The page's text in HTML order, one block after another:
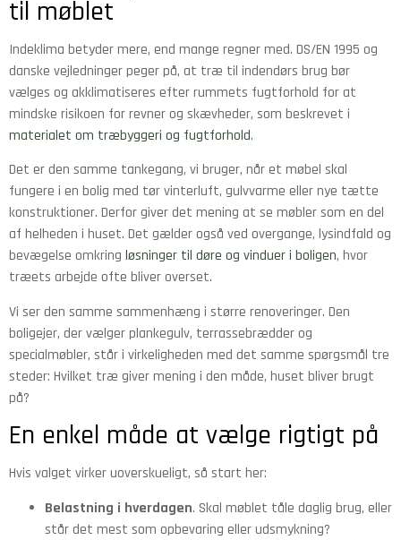
til møblet
Indeklima betyder mere, end mange regner med. DS/EN 1995 og
danske vejledninger peger på, at træ til indendørs brug bør
vælges og akklimatiseres efter rummets fugtforhold for at
mindske risikoen for revner og skævheder, som beskrevet i
materialet om træbyggeri og fugtforhold.
Det er den samme tankegang, vi bruger, når et møbel skal
fungere i en bolig med tør vinterluft, gulvvarme eller nye tætte
konstruktioner. Derfor giver det mening at se møbler som en del
af helheden i huset. Det gælder også ved overgange, lysindfald og
bevægelse omkring løsninger til døre og vinduer i boligen, hvor
træets arbejde ofte bliver overset.
Vi ser den samme sammenhæng i større renoveringer. Den
boligejer, der vælger plankegulv, terrassebrædder og
specialmøbler, står i virkeligheden med det samme spørgsmål tre
steder: Hvilket træ giver mening i den måde, huset bliver brugt
på?
En enkel måde at vælge rigtigt på
Hvis valget virker uoverskueligt, så start her:
Belastning i hverdagen. Skal møblet tåle daglig brug, eller
står det mest som opbevaring eller udsmykning?